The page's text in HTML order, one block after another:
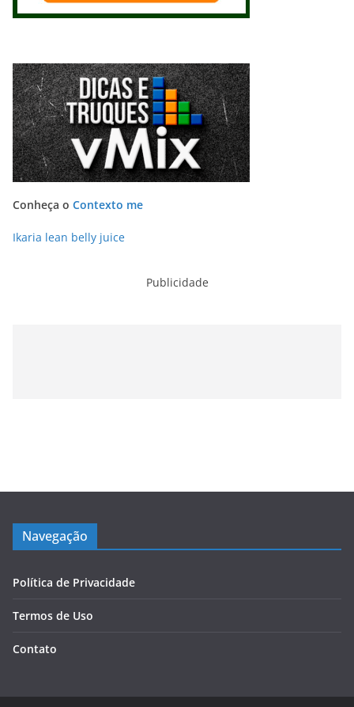
Conheça o Contexto me
Ikaria lean belly juice
Publicidade
Navegação
Política de Privacidade
Termos de Uso
Contato